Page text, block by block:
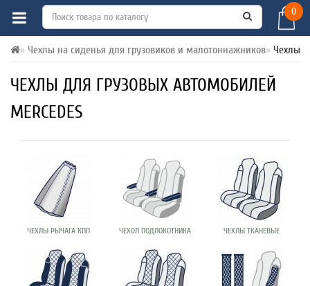
0
Чехлы на сиденья для грузовиков и малотоннажников Чехлы
ЧЕХЛЫ ДЛЯ ГРУЗОВЫХ АВТОМОБИЛЕЙ
MERCEDES
ЧЕХЛЫ РЫЧАГА КПП ЧЕХОЛ ПОДЛОКОТНИКА ЧЕХЛЫ ТКАНЕВЫЕ